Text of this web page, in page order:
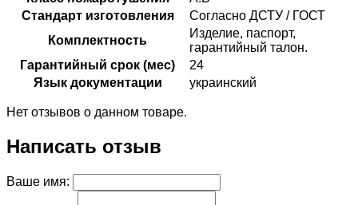
Стандарт изготовления
Согласно ДСТУ / ГОСТ
Комплектность
Изделие, паспорт,
гарантийный талон.
Гарантийный срок (мес)
24
Язык документации
украинский
Нет отзывов о данном товаре.
Написать отзыв
Ваше имя: